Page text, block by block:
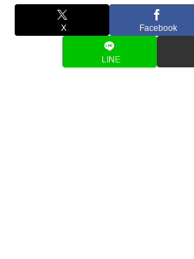
X Facebook
LINE